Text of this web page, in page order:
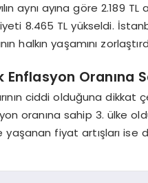
aynı ayına göre 2.189 TL
8.465 TL yükseldi.
halkın yaşamını
Enflasyon Oranına
ciddi olduğuna dikkat
oranına sahip 3. ülke
yaşanan fiyat artışları ise